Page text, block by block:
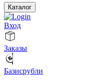
Каталог
Вход
Заказы
Базисрубли